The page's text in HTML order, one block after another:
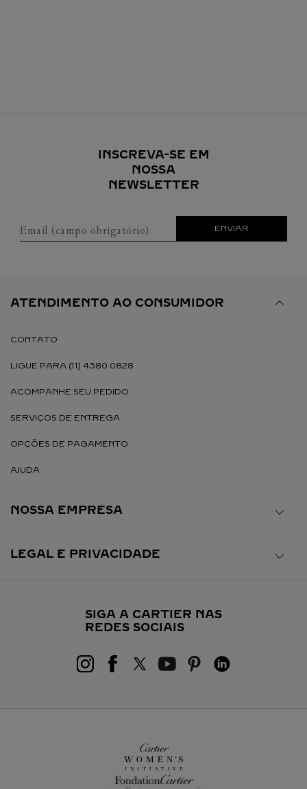
INSCREVA-SE EM
NOSSA
NEWSLETTER
Email (campo obrigatório) ENVIAR
ATENDIMENTO AO CONSUMIDOR
CONTATO
LIGUE PARA (11) 4380 0828
ACOMPANHE SEU PEDIDO
SERVIÇOS DE ENTREGA
OPÇÕES DE PAGAMENTO
AJUDA
NOSSA EMPRESA
LEGAL E PRIVACIDADE
SIGA A CARTIER NAS
REDES SOCIAIS